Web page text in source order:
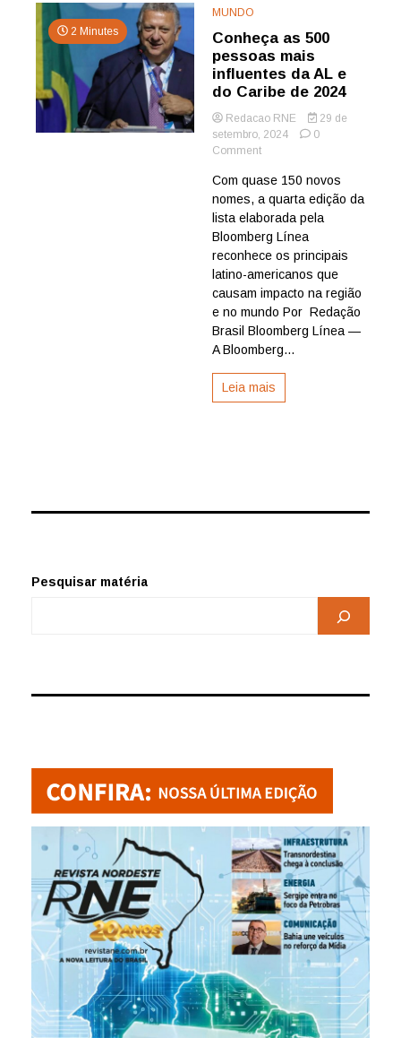
2 Minutes
MUNDO
Conheça as 500
pessoas mais
influentes da AL e
do Caribe de 2024
Redacao RNE
29 de
setembro, 2024
0
Commenton
as
500
pessoas
mais
influentes
da
AL
e
do
Caribe
2024
Com quase 150 novos
nomes, a quarta edição da
lista elaborada pela
Bloomberg Línea
reconhece os principais
latino-americanos que
causam impacto na região
e no mundo Por Redação
Brasil Bloomberg Línea —
A Bloomberg...
Leia mais
Pesquisar matéria